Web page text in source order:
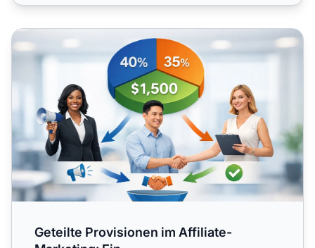
Geteilte Provisionen im Affiliate-Marketing: Ein
Geteilte Provisionen im Affiliate-